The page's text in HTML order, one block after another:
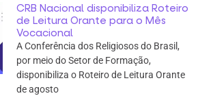
CRB Nacional disponibiliza Roteiro
de Leitura Orante para o Mês
Vocacional
A Conferência dos Religiosos do Brasil,
por meio do Setor de Formação,
disponibiliza o Roteiro de Leitura Orante
de agosto